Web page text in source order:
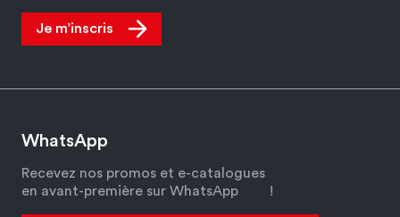
Je m’inscris
WhatsApp
Recevez nos promos et e-catalogues
en avant-première sur WhatsApp
!